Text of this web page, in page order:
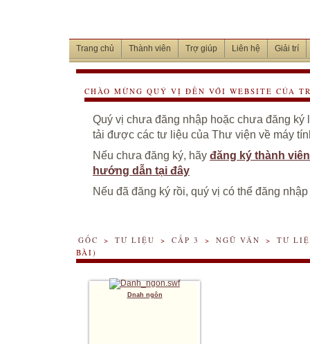
Trang chủ Thành viên Trợ giúp Liên hệ Giải trí
CHÀO MỪNG QUÝ VỊ ĐẾN VỚI WEBSITE CỦA
Quý vị chưa đăng nhập hoặc chưa đăng ký
tải được các tư liệu của Thư viện về máy
Nếu chưa đăng ký, hãy đăng ký thành
hướng dẫn tại đây
Nếu đã đăng ký rồi, quý vị có thể đăng
GỐC > TƯ LIỆU > CẤP 3 > NGỮ VĂN >
TƯ
BÀI)
Dnah ngôn